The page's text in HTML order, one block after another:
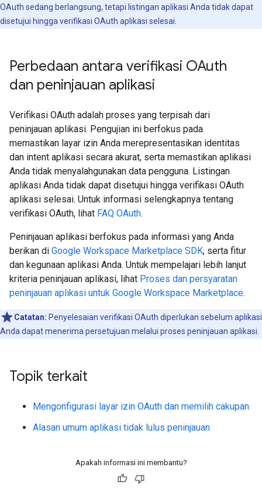
OAuth sedang berlangsung, tetapi listingan aplikasi Anda tidak dapat
disetujui hingga verifikasi OAuth aplikasi selesai.
Perbedaan antara verifikasi OAuth
dan peninjauan aplikasi
Verifikasi OAuth adalah proses yang terpisah dari
peninjauan aplikasi. Pengujian ini berfokus pada
memastikan layar izin Anda merepresentasikan identitas
dan intent aplikasi secara akurat, serta memastikan aplikasi
Anda tidak menyalahgunakan data pengguna. Listingan
aplikasi Anda tidak dapat disetujui hingga verifikasi OAuth
aplikasi selesai. Untuk informasi selengkapnya tentang
verifikasi OAuth, lihat FAQ OAuth.
Peninjauan aplikasi berfokus pada informasi yang Anda
berikan di Google Workspace Marketplace SDK, serta fitur
dan kegunaan aplikasi Anda. Untuk mempelajari lebih lanjut
kriteria peninjauan aplikasi, lihat Proses dan persyaratan
peninjauan aplikasi untuk Google Workspace Marketplace.
Catatan: Penyelesaian verifikasi OAuth diperlukan sebelum aplikasi
Anda dapat menerima persetujuan melalui proses peninjauan aplikasi.
Topik terkait
Mengonfigurasi layar izin OAuth dan memilih cakupan
Alasan umum aplikasi tidak lulus peninjauan
Apakah informasi ini membantu?